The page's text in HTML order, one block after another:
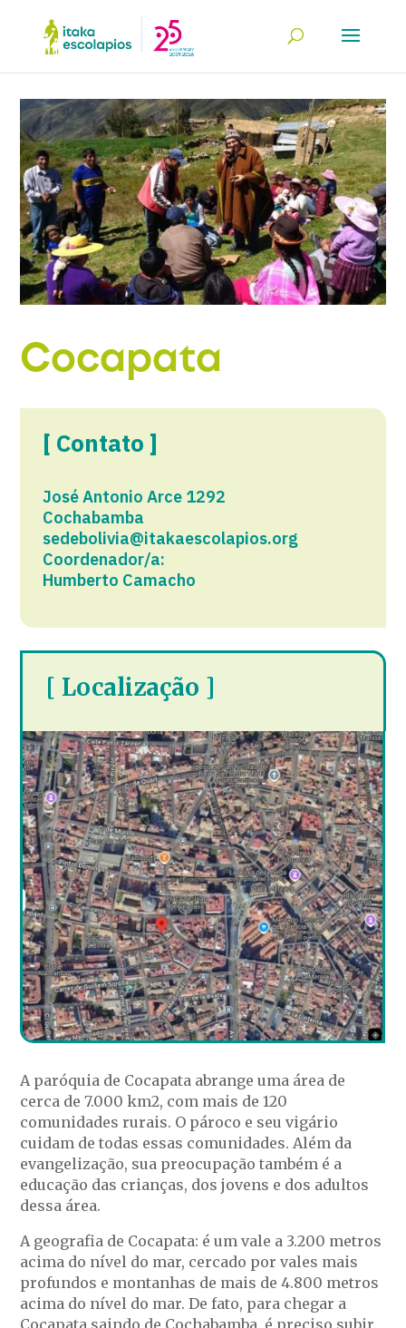
Cocapata
[ Contato ]
José Antonio Arce 1292
Cochabamba
sedebolivia@itakaescolapios.org
Coordenador/a:
Humberto Camacho
[ Localização ]
A paróquia de Cocapata abrange uma área de
cerca de 7.000 km2, com mais de 120
comunidades rurais. O pároco e seu vigário
cuidam de todas essas comunidades. Além da
evangelização, sua preocupação também é a
educação das crianças, dos jovens e dos adultos
dessa área.
A geografia de Cocapata: é um vale a 3.200 metros
acima do nível do mar, cercado por vales mais
profundos e montanhas de mais de 4.800 metros
acima do nível do mar. De fato, para chegar a